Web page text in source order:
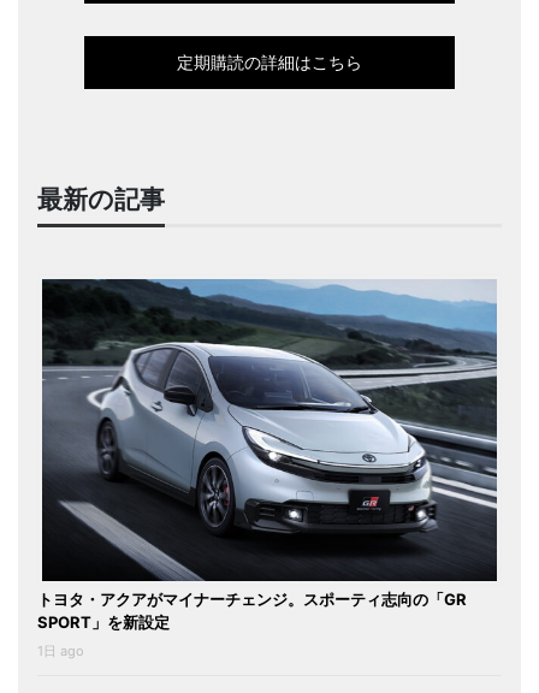
定期購読の詳細はこちら
最新の記事
トヨタ・アクアがマイナーチェンジ。スポーティ志向の「GR
SPORT」を新設定
1日 ago